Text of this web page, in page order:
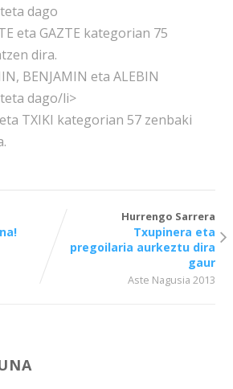
dago
eta GAZTE kategorian 75
dira.
BENJAMIN eta ALEBIN
dago/li>
eta TXIKI kategorian 57 zenbaki
Hurrengo Sarrera
Txupinera eta
pregoilaria aurkeztu dira
gaur
Aste Nagusia 2013